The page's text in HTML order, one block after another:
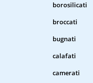
borosilicati
broccati
bugnati
calafati
camerati